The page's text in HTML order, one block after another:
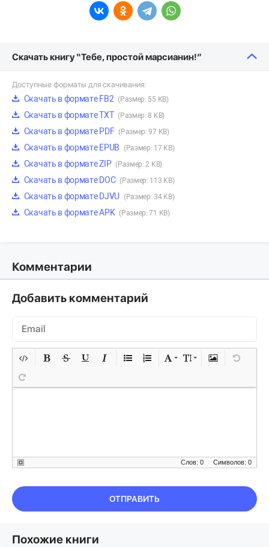
Скачать книгу “Тебе, простой марсианин!”
Доступные форматы для скачивания:
Скачать в формате FB2 (Размер: 55 KB)
Скачать в формате TXT (Размер: 8 KB)
Скачать в формате PDF (Размер: 97 KB)
Скачать в формате EPUB (Размер: 17 KB)
Скачать в формате ZIP (Размер: 2 KB)
Скачать в формате DOC (Размер: 113 KB)
Скачать в формате DJVU (Размер: 34 KB)
Скачать в формате APK (Размер: 71 KB)
Комментарии
Добавить комментарий
Символов: 0
Слов: 0
ОТПРАВИТЬ
Похожие книги